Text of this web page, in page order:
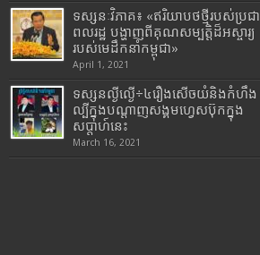
ទស្សនៈវិភាគ៖ «ឥរិយាបថថ្មីរបស់ប្រជា
ពលរដ្ឋ បង្ហាញពីគុណសម្បត្តិដ៏អស្ចារ្យ
របស់មេដឹកនាំកម្ពុជា»
April 1, 2021
ទស្សនល្ងីល្ងើ÷៤រឿងសើចយំនិងកំហឹង
ល្បីក្នុងបណ្តាញសង្គមហ្វេសប៊ុកក្នុង
សប្តាហ៍នេះ
March 16, 2021